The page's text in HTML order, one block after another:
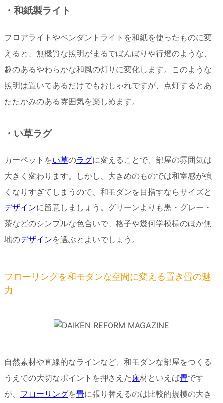
・和紙製ライト
フロアライトやペンダントライトを和紙を使ったものに変
えると、無機質な照明がまるでぼんぼりや行燈のような、
趣のあるやわらかな和風の灯りに変化します。このような
照明は置いてあるだけでもおしゃれですが、点灯するとあ
たたかみのある雰囲気を楽しめます。
・い草ラグ
カーペットをい草のラグに変えることで、部屋の雰囲気は
大きく変わります。しかし、大きめのものでは和室感が強
くなりすぎてしまうので、和モダンを目指すならサイズと
デザインに留意しましょう。グリーンよりも黒・グレー・
茶などのシンプルな色合いで、格子や幾何学模様のほか無
地のデザインを選ぶとよいでしょう。
フローリングを和モダンな空間に変える置き畳の魅
力
自然素材や直線的なラインなど、和モダンな部屋をつくる
うえでの大切なポイントを押さえた 床材といえば畳です
が、 フローリングを畳に張り替えるのは比較的規模の大き